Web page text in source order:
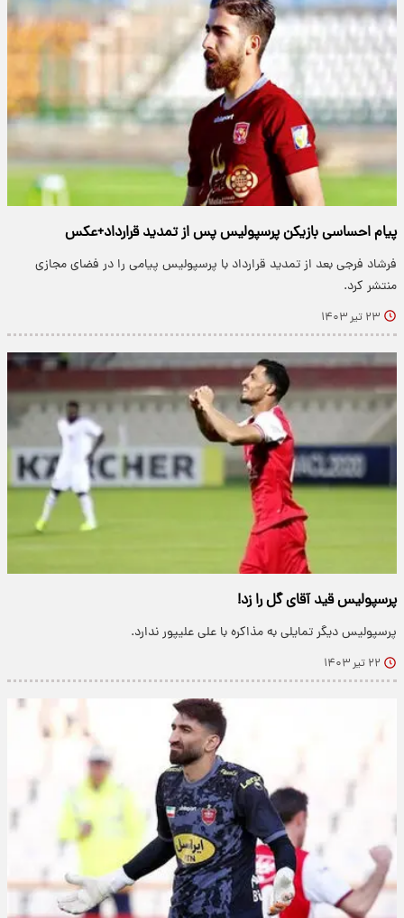
پیام احساسی بازیکن پرسپولیس پس از تمدید قرارداد+عکس
فرشاد فرجی بعد از تمدید قرارداد با پرسپولیس پیامی را در فضای مجازی
منتشر کرد.
۲۳ تیر ۱۴۰۳
پرسپولیس قید آقای گل را زد!
پرسپولیس دیگر تمایلی به مذاکره با علی علیپور ندارد.
۲۲ تیر ۱۴۰۳